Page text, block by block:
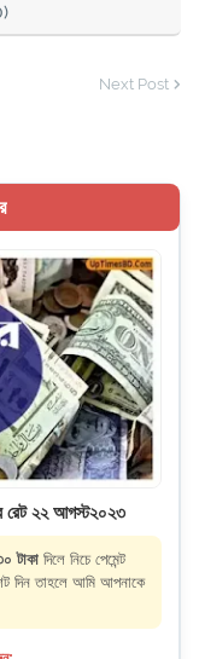
Next Post
রেট ২২ আগস্ট২০২৩
টাকাদিলে নিচে পেমেন্ট
দিন তাহলে আমি আপনাকে